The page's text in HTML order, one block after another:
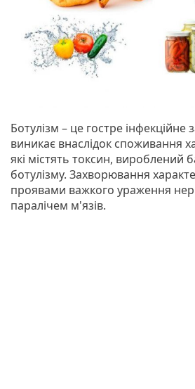
Ботулізм – це гостре
виникає внаслідок споживання
які містять токсин, вироблений
ботулізму. Захворювання
проявами важкого ураження
паралічем м'язів.